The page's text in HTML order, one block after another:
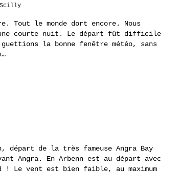
Tout le monde dort encore. Nous
une courte nuit. Le départ fût difficile
la bonne fenêtre météo, sans
départ de la très fameuse Angra Bay
Angra. En Arbenn est au départ avec
! Le vent est bien faible, au maximum